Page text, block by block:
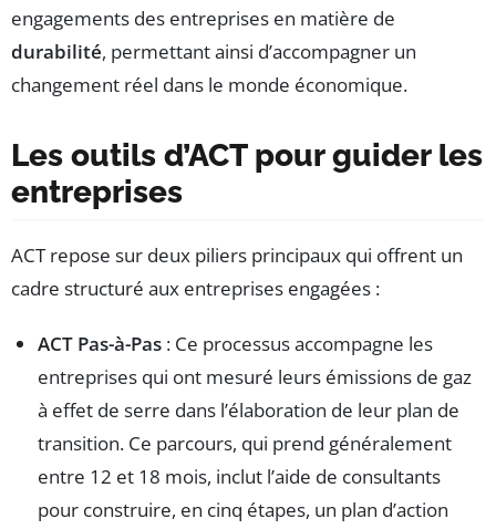
engagements des entreprises en matière de
durabilité, permettant ainsi d’accompagner un
changement réel dans le monde économique.
Les outils d’ACT pour guider les
entreprises
ACT repose sur deux piliers principaux qui offrent un
cadre structuré aux entreprises engagées :
ACT Pas-à-Pas : Ce processus accompagne les
entreprises qui ont mesuré leurs émissions de gaz
à effet de serre dans l’élaboration de leur plan de
transition. Ce parcours, qui prend généralement
entre 12 et 18 mois, inclut l’aide de consultants
pour construire, en cinq étapes, un plan d’action